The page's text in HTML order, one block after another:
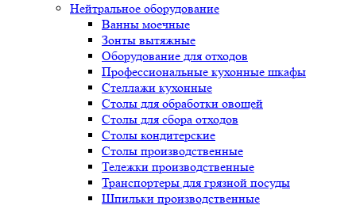
Нейтральное оборудование
Ванны моечные
Зонты вытяжные
Оборудование для отходов
Профессиональные кухонные шкафы
Стеллажи кухонные
Столы для обработки овощей
Столы для сбора отходов
Столы кондитерские
Столы производственные
Тележки производственные
Транспортеры для грязной посуды
Шпильки производственные